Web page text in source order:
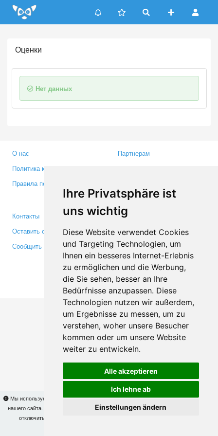
Ihre Privatsphäre ist
uns wichtig
Diese Website verwendet Cookies
und Targeting Technologien, um
Ihnen ein besseres Internet-Erlebnis
zu ermöglichen und die Werbung,
die Sie sehen, besser an Ihre
Bedürfnisse anzupassen. Diese
Technologien nutzen wir außerdem,
um Ergebnisse zu messen, um zu
verstehen, woher unsere Besucher
kommen oder um unsere Website
weiter zu entwickeln.
Alle akzeptieren
Ich lehne ab
Einstellungen ändern
Update cookies preferences
Мы используем cookies для того, чтобы Вы могли использовать весь функционал
нашего сайта. На
Вы сможете узнать подробности и, при желании,
отключить использование cookies. Продолжая пользоваться сайтом, Вы
Оценки
Нет данных
О нас
Политика конфиденциальности
Правила пользования
Партнерам
Медиа
Контакты
Оставить отзыв
Сообщить об ошибке
Facebook
Twitter
YouTube
Google+
Makis© Copyright 2026